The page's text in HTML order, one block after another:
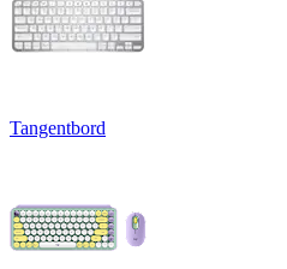
Tangentbord